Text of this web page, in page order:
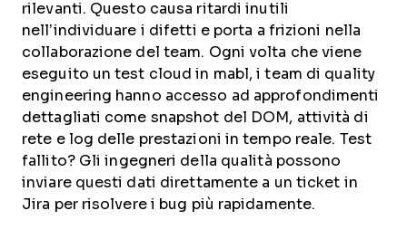
rilevanti. Questo causa ritardi inutili
nell’individuare i difetti e porta a frizioni nella
collaborazione del team. Ogni volta che viene
eseguito un test cloud in mabl, i team di quality
engineering hanno accesso ad approfondimenti
dettagliati come snapshot del DOM, attività di
rete e log delle prestazioni in tempo reale. Test
fallito? Gli ingegneri della qualità possono
inviare questi dati direttamente a un ticket in
Jira per risolvere i bug più rapidamente.